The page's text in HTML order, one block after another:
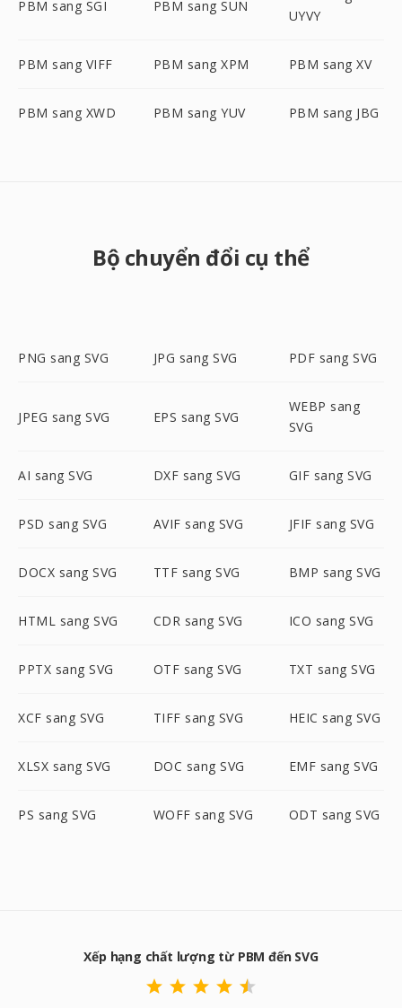
PBM sang SGI PBM sang SUN
UYVY
PBM sang VIFF PBM sang XPM PBM sang XV
PBM sang XWD PBM sang YUV PBM sang JBG
Bộ chuyển đổi cụ thể
PNG sang SVG JPG sang SVG PDF sang SVG
JPEG sang SVG EPS sang SVG
WEBP sang
SVG
AI sang SVG DXF sang SVG GIF sang SVG
PSD sang SVG AVIF sang SVG JFIF sang SVG
DOCX sang SVG TTF sang SVG BMP sang SVG
HTML sang SVG CDR sang SVG ICO sang SVG
PPTX sang SVG OTF sang SVG TXT sang SVG
XCF sang SVG TIFF sang SVG HEIC sang SVG
XLSX sang SVG DOC sang SVG EMF sang SVG
PS sang SVG WOFF sang SVG ODT sang SVG
Xếp hạng chất lượng từ PBM đến SVG